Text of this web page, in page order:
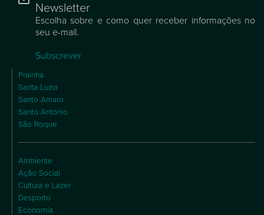
Newsletter
Escolha sobre e como quer receber informações no
seu e-mail.
Subscrever
Praínha
Santa Luzia
Santo Amaro
Santo António
São Roque
Ambiente
Ação Social
Cultura e Lazer
Desporto
Economia